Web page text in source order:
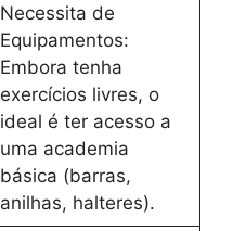
Necessita de
Equipamentos:
Embora tenha
exercícios livres, o
ideal é ter acesso a
uma academia
básica (barras,
anilhas, halteres).